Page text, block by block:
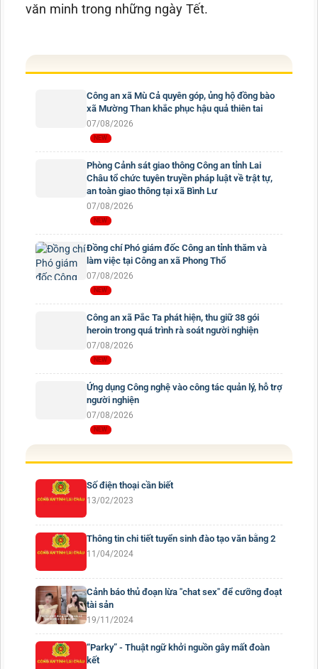
văn minh trong những ngày Tết.
Công an xã Mù Cả quyên góp, ủng hộ đồng bào
xã Mường Than khắc phục hậu quả thiên tai
07/08/2026
Phòng Cảnh sát giao thông Công an tỉnh Lai
Châu tổ chức tuyên truyền pháp luật về trật tự,
an toàn giao thông tại xã Bình Lư
07/08/2026
Đồng chí Phó giám đốc Công an tỉnh thăm và
làm việc tại Công an xã Phong Thổ
07/08/2026
Công an xã Pắc Ta phát hiện, thu giữ 38 gói
heroin trong quá trình rà soát người nghiện
07/08/2026
Ứng dụng Công nghệ vào công tác quản lý, hỗ trợ
người nghiện
07/08/2026
Số điện thoại cần biết
13/02/2023
Thông tin chi tiết tuyển sinh đào tạo văn bằng 2
11/04/2024
Cảnh báo thủ đoạn lừa "chat sex" để cưỡng đoạt
tài sản
19/11/2024
“Parky” - Thuật ngữ khởi nguồn gây mất đoàn
kết